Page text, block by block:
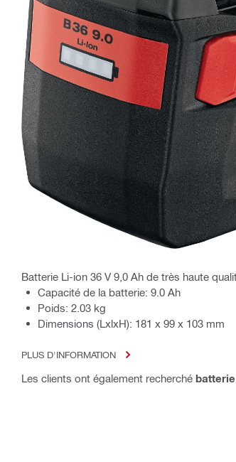
Batterie Li-ion 36 V 9,0 Ah de très haute
Capacité de la batterie: 9.0 Ah
Poids: 2.03 kg
Dimensions (LxlxH): 181 x 99 x 103 mm
PLUS D'INFORMATION
Les clients ont également recherché